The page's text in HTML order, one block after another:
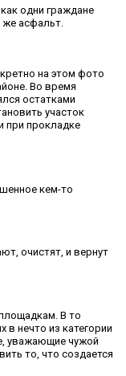
одни граждане
же асфальт.
на этом фото
Во время
остатками
участок
при прокладке
кем-то
очистят, и вернут
В то
в нечто из категории
уважающие чужой
то, что создается